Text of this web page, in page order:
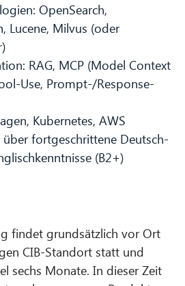
OpenSearch,
Lucene, Milvus (oder
RAG, MCP (Model Context
Use, Prompt-/Response-
Kubernetes, AWS
fortgeschrittene Deutsch-
(B2+)
findet grundsätzlich vor Ort
CIB-Standort statt und
sechs Monate. In dieser Zeit